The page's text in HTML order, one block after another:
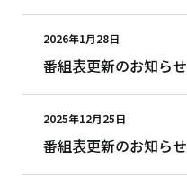
2026年1月28日
番組表更新のお知らせ
2025年12月25日
番組表更新のお知らせ